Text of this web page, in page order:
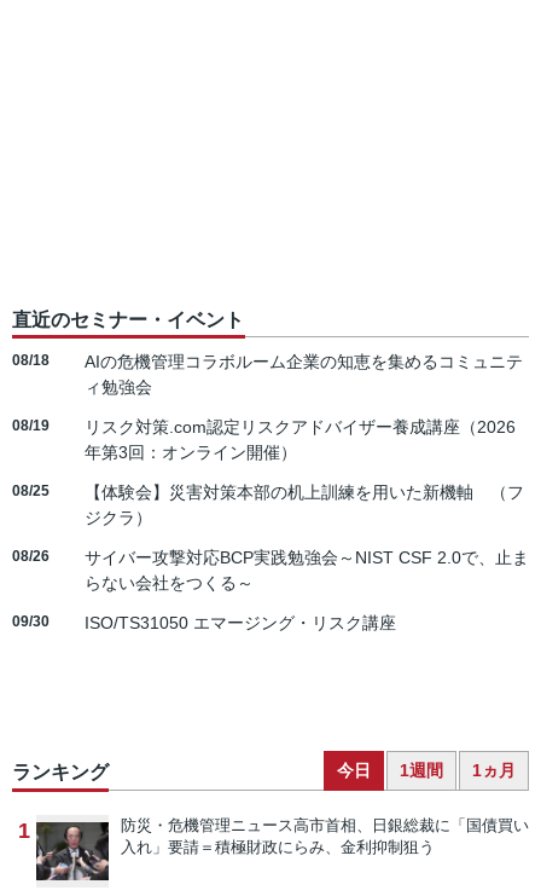
直近のセミナー・イベント
08/18
AIの危機管理コラボルーム企業の知恵を集めるコミュニテ
ィ勉強会
08/19
リスク対策.com認定リスクアドバイザー養成講座（2026
年第3回：オンライン開催）
08/25
【体験会】災害対策本部の机上訓練を用いた新機軸 （フ
ジクラ）
08/26
サイバー攻撃対応BCP実践勉強会～NIST CSF 2.0で、止ま
らない会社をつくる～
09/30 ISO/TS31050 エマージング・リスク講座
ランキング 今日 1週間 1ヵ月
1 防災・危機管理ニュース高市首相、日銀総裁に「国債買い
入れ」要請＝積極財政にらみ、金利抑制狙う